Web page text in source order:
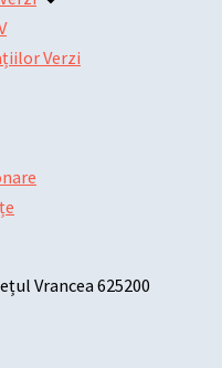
Verzi
Vrancea 625200